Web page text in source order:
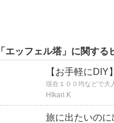
「エッフェル塔」に関す
【お手軽に
HIkari.K
旅に出たいの